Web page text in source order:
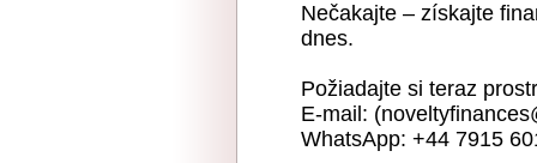
Nečakajte – získajte
dnes.
Požiadajte si teraz
E-mail:
WhatsApp: +44 7915